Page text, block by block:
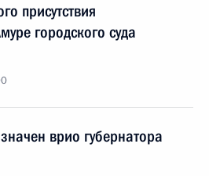
присутствия
городского суда
врио губернатора